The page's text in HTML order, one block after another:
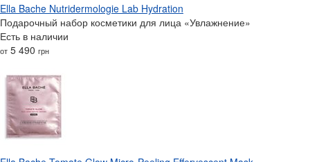
Ella Bache Nutridermologie Lab Hydration
Подарочный набор косметики для лица «Увлажнение»
Есть в наличии
от 5 490 грн